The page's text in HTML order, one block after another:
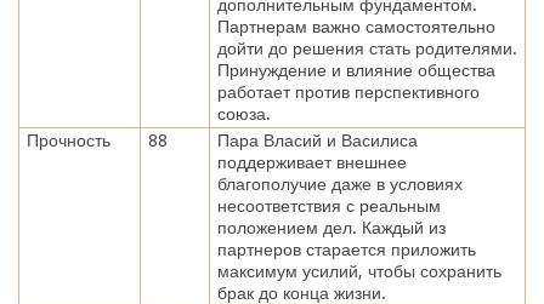
дополнительным фундаментом.
Партнерам важно самостоятельно
дойти до решения стать родителями.
Принуждение и влияние общества
работает против перспективного
союза.
Прочность
88
Пара Власий и Василиса
поддерживает внешнее
благополучие даже в условиях
несоответствия с реальным
положением дел. Каждый из
партнеров старается приложить
максимум усилий, чтобы сохранить
брак до конца жизни.